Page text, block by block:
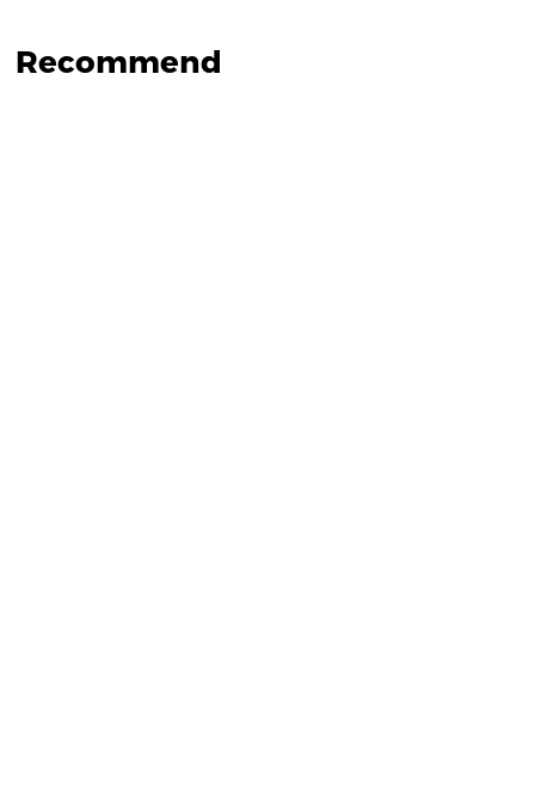
Recommend